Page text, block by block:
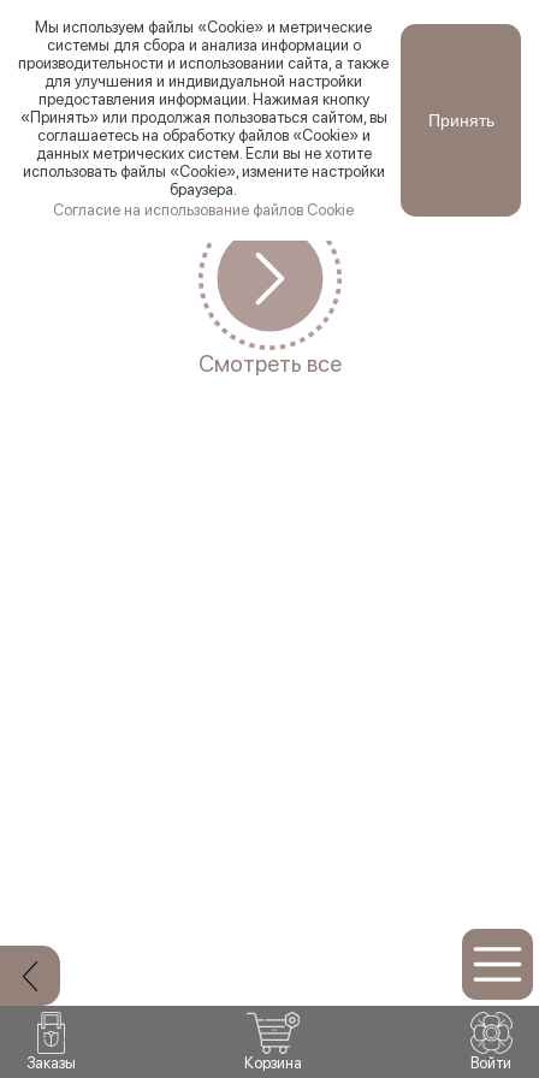
Ваш город
Да Первоуральск
Новинки Смотреть все Хиты продаж По цене:
Смотреть все
Заказы Корзина Войти
Мы используем файлы «Cookie» и метрические
системы для сбора и анализа информации о
производительности и использовании сайта, а также
для улучшения и индивидуальной настройки
предоставления информации. Нажимая кнопку
«Принять» или продолжая пользоваться сайтом, вы
соглашаетесь на обработку файлов «Cookie» и
данных метрических систем. Если вы не хотите
использовать файлы «Cookie», измените настройки
браузера.
Принять
Согласие на использование файлов Cookie